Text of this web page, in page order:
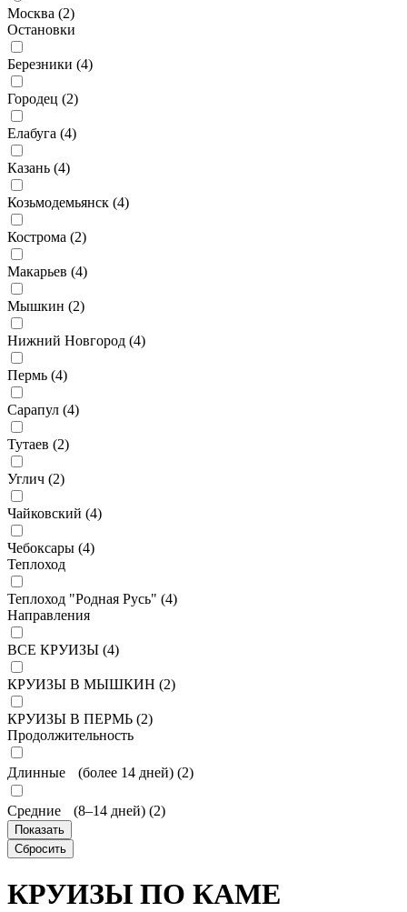
Москва (2)
Остановки
Березники (4)
Городец (2)
Елабуга (4)
Казань (4)
Козьмодемьянск (4)
Кострома (2)
Макарьев (4)
Мышкин (2)
Нижний Новгород (4)
Пермь (4)
Сарапул (4)
Тутаев (2)
Углич (2)
Чайковский (4)
Чебоксары (4)
Теплоход
Теплоход "Родная Русь" (4)
Направления
ВСЕ КРУИЗЫ (4)
КРУИЗЫ В МЫШКИН (2)
КРУИЗЫ В ПЕРМЬ (2)
Продолжительность
Длинные (более 14 дней) (2)
Средние (8–14 дней) (2)
КРУИЗЫ ПО КАМЕ